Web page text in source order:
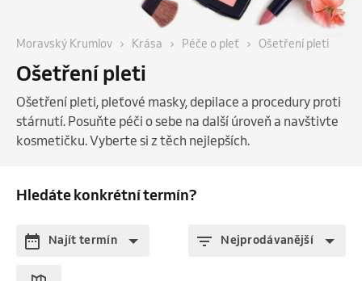
Moravský Krumlov Krása Péče o pleť Ošetření pleti
Ošetření pleti
Ošetření pleti, pleťové masky, depilace a procedury proti
stárnutí. Posuňte péči o sebe na další úroveň a navštivte
kosmetičku. Vyberte si z těch nejlepších.
Hledáte konkrétní termín?
Najít termín Nejprodávanější